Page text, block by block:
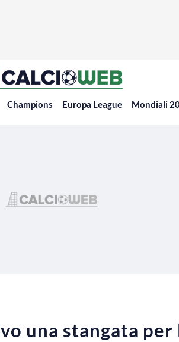
Champions Europa League Mondiali
una stangata